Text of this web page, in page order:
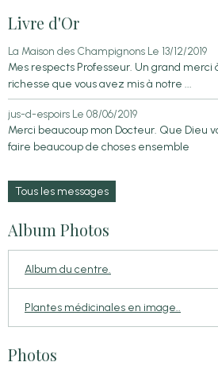
Livre d'Or
La Maison des Champignons Le 13/12/2019
Mes respects Professeur. Un grand merci
richesse que vous avez mis à notre ...
jus-d-espoirs Le 08/06/2019
Merci beaucoup mon Docteur. Que Dieu
faire beaucoup de choses ensemble
Tous les messages
Album Photos
Album du centre.
Plantes médicinales en image..
Photos